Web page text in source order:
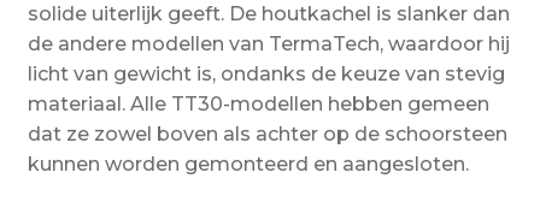
solide uiterlijk geeft. De houtkachel is slanker dan
de andere modellen van TermaTech, waardoor hij
licht van gewicht is, ondanks de keuze van stevig
materiaal. Alle TT30-modellen hebben gemeen
dat ze zowel boven als achter op de schoorsteen
kunnen worden gemonteerd en aangesloten.